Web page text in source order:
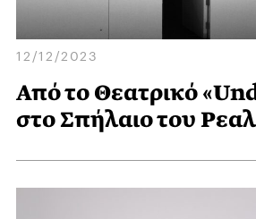
12/12/2023
Από το Θεατρικό
στο Σπήλαιο του